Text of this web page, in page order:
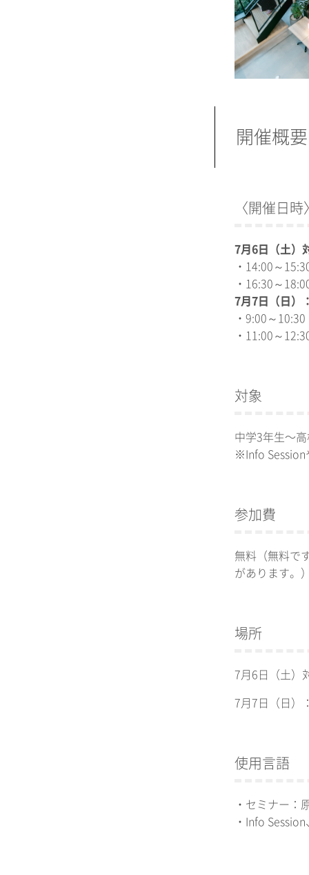
開催概要
〈開催日時
7月6日（土）
・14:00～
・16:30～
7月7日（日）
・9:00～
・11:00～
対象
中学3年生〜
※Info Session
参加費
無料（無料で
があります。
場所
7月6日（土）
7月7日（日）
使用言語
・セミナー：
・Info